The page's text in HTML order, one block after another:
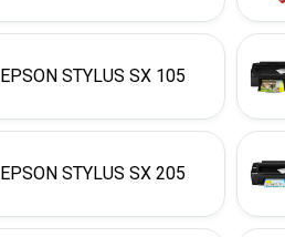
EPSON STYLUS SX 105
EPSON STYLUS SX 205